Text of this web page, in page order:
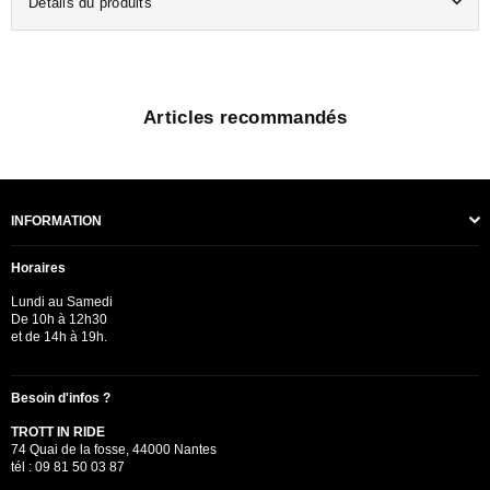
Articles recommandés
INFORMATION
Horaires
Lundi au Samedi
De 10h à 12h30
et de 14h à 19h.
Besoin d'infos ?
TROTT IN RIDE
74 Quai de la fosse, 44000 Nantes
tél : 09 81 50 03 87